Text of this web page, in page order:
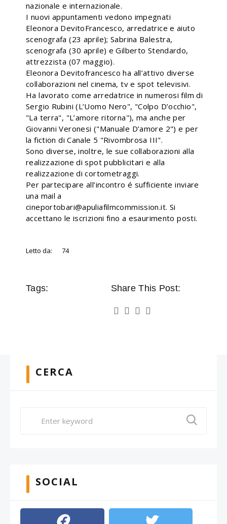
nazionale e internazionale.
I nuovi appuntamenti vedono impegnati
Eleonora DevitoFrancesco, arredatrice e aiuto
scenografa (23 aprile); Sabrina Balestra,
scenografa (30 aprile) e Gilberto Stendardo,
attrezzista (07 maggio).
Eleonora Devitofrancesco ha all’attivo diverse
collaborazioni nel cinema, tv e spot televisivi.
Ha lavorato come arredatrice in numerosi film di
Sergio Rubini (L’Uomo Nero", "Colpo D’occhio",
"La terra", "L’amore ritorna"), ma anche per
Giovanni Veronesi ("Manuale D’amore 2") e per
la fiction di Canale 5 "Rivombrosa III".
Sono diverse, inoltre, le sue collaborazioni alla
realizzazione di spot pubblicitari e alla
realizzazione di cortometraggi.
Per partecipare all’incontro é sufficiente inviare
una mail a
cineportobari@apuliafilmcommission.it. Si
accettano le iscrizioni fino a esaurimento posti.
Letto da: 74
Tags: Share This Post:
CERCA
SOCIAL